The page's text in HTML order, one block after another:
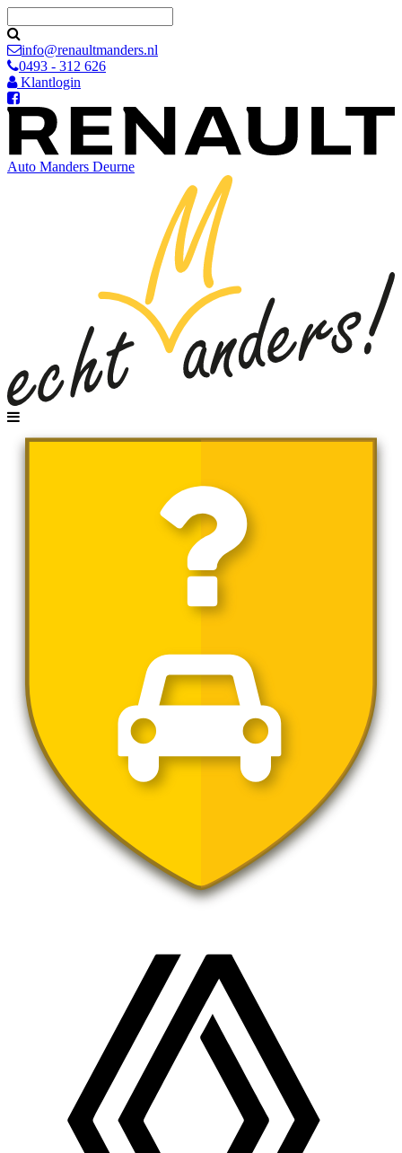
info@renaultmanders.nl
0493 - 312 626
Klantlogin
Auto Manders Deurne